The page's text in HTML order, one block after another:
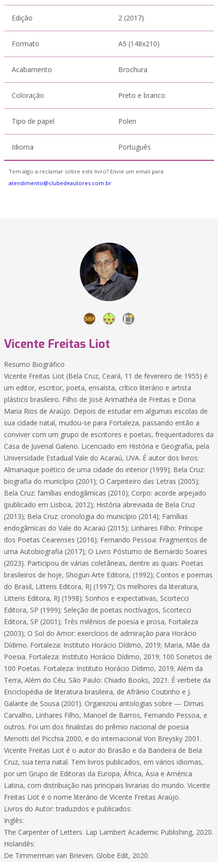
Edição 2 (2017)
Formato A5 (148x210)
Acabamento Brochura
Coloração Preto e branco
Tipo de papel Polen
Idioma Português
Tem algo a reclamar sobre este livro? Envie um email para
atendimento@clubedeautores.com.br
Vicente Freitas Liot
Resumo Biográfico
Vicente Freitas Liot (Bela Cruz, Ceará, 11 de fevereiro de 1955) é
um editor, escritor, poeta, ensaísta, crítico literário e artista
plástico brasileiro. Filho de José Arimathéa de Freitas e Dona
Maria Rios de Araújo. Depois de estudar em algumas escolas de
sua cidade natal, mudou-se para Fortaleza, passando então a
conviver com um grupo de escritores e poetas, frequentadores da
Casa de Juvenal Galeno. Licenciado em História e Geografia, pela
Universidade Estadual Vale do Acaraú, UVA. É autor dos livros:
Almanaque poético de uma cidade do interior (1999); Bela Cruz:
biografia do município (2001); O Carpinteiro das Letras (2005);
Bela Cruz: famílias endogâmicas (2010); Corpo: acorde arpejado
(publicado em Lisboa, 2012); História abreviada de Bela Cruz
(2013); Bela Cruz: cronologia do município (2014); Famílias
endogâmicas do Vale do Acaraú (2015); Linhares Filho: Príncipe
dos Poetas Cearenses (2016); Fernando Pessoa: Fragmentos de
uma Autobiografia (2017); O Livro Póstumo de Bernardo Soares
(2023). Participou de várias coletâneas, dentre as quais: Poetas
brasileiros de hoje, Shogun Arte Editora, (1992); Contos e poemas
do Brasil, Litteris Editora, RJ (1997); Os melhores da literatura,
Litteris Editora, RJ (1998); Sonhos e expectativas, Scortecci
Editora, SP (1999); Seleção de poetas noctívagos, Scortecci
Editora, SP (2001); Três milênios de poesia e prosa, Fortaleza
(2003); O Sol do Amor: exercícios de admiração para Horácio
Dídimo. Fortaleza: Instituto Horácio Dídimo, 2019; Maria, Mãe da
Poesia. Fortaleza: Instituto Horácio Dídimo, 2019; 100 Sonetos de
100 Poetas. Fortaleza: Instituto Horácio Dídimo, 2019; Além da
Terra, Além do Céu. São Paulo: Chiado Books, 2021. É verbete da
Enciclopédia de literatura brasileira, de Afrânio Coutinho e J.
Galante de Sousa (2001). Organizou antologias sobre — Dimas
Carvalho, Linhares Filho, Manoel de Barros, Fernando Pessoa, e
outros. Foi um dos finalistas do prêmio nacional de poesia
Menotti del Picchia 2000, e do internacional Von Breysky 2001.
Vicente Freitas Liot é o autor do Brasão e da Bandeira de Bela
Cruz, sua terra natal. Tem livros publicados, em vários idiomas,
por um Grupo de Editoras da Europa, África, Ásia e América
Latina, com distribuição nas principais livrarias do mundo. Vicente
Freitas Liot é o nome literário de Vicente Freitas Araújo.
Livros do Autor: traduzidos e publicados:
Inglês:
The Carpenter of Letters. Lap Lambert Academic Publishing, 2020.
Holandês:
De Timmerman van Brieven. Globe Edit, 2020.